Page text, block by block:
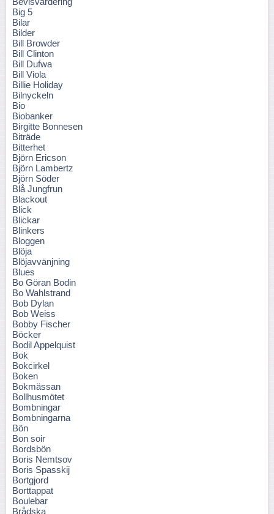
Big 5
Bilar
Bilder
Bill Browder
Bill Clinton
Bill Dufwa
Bill Viola
Billie Holiday
Bilnyckeln
Bio
Biobanker
Birgitte Bonnesen
Biträde
Bitterhet
Björn Ericson
Björn Lambertz
Björn Söder
Blå Jungfrun
Blackout
Blick
Blickar
Blinkers
Bloggen
Blöja
Blöjavvänjning
Blues
Bo Göran Bodin
Bo Wahlstrand
Bob Dylan
Bob Weiss
Bobby Fischer
Böcker
Bodil Appelquist
Bok
Bokcirkel
Boken
Bokmässan
Bollhusmötet
Bombningar
Bombningarna
Bön
Bon soir
Bordsbön
Boris Nemtsov
Boris Spasskij
Bortgjord
Borttappat
Boulebar
Brådska